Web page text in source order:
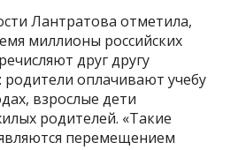
Лантратова отметила,
миллионы российских
друг другу
родители оплачивают учебу
взрослые дети
родителей. «Такие
перемещением